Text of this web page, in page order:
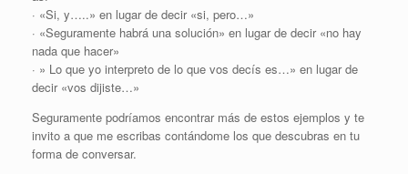
· «Si, y…..» en lugar de decir «si, pero…»
· «Seguramente habrá una solución» en lugar de decir «no hay
nada que hacer»
· » Lo que yo interpreto de lo que vos decís es…» en lugar de
decir «vos dijiste…»
Seguramente podríamos encontrar más de estos ejemplos y te
invito a que me escribas contándome los que descubras en tu
forma de conversar.